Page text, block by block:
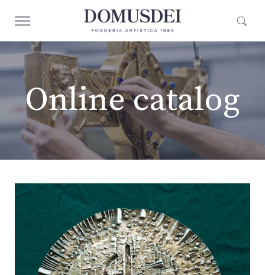
Online catalog